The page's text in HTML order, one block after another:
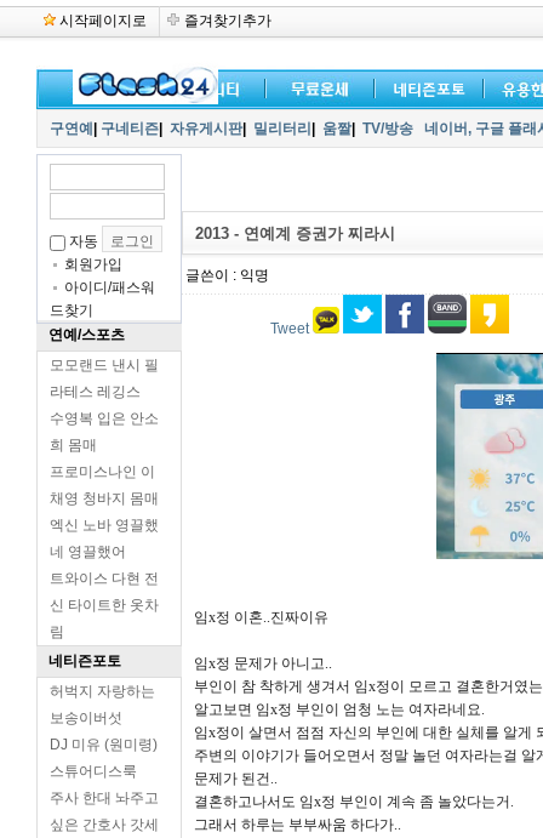
시작페이지로 즐겨찾기추가
구연예 구네티즌 자유게시판| 밀리터리 움짤| TV/방송 네이버, 구글 플
자동
회원가입
아이디/패스워
드찾기
연예/스포츠
모모랜드 낸시 필
라테스 레깅스
수영복 입은 안소
희 몸매
프로미스나인 이
채영 청바지 몸매
엑신 노바 영끌했
네 영끌했어
트와이스 다현 전
신 타이트한 옷차
림
네티즌포토
허벅지 자랑하는
보송이버섯
DJ 미유 (원미령)
스튜어디스룩
주사 한대 놔주고
싶은 간호사 갓세
2013 - 연예계 증권가 찌라시
글쓴이 : 익명
Tweet
임x정 이혼..진짜이유
임x정 문제가 아니고..
부인이 참 착하게 생겨서 임x정이 모르고 결혼한거였
알고보면 임x정 부인이 엄청 노는 여자라네요.
임x정이 살면서 점점 자신의 부인에 대한 실체를 알게
주변의 이야기가 들어오면서 정말 놀던 여자라는걸 알
문제가 된건..
결혼하고나서도 임x정 부인이 계속 좀 놀았다는거.
그래서 하루는 부부싸움 하다가..